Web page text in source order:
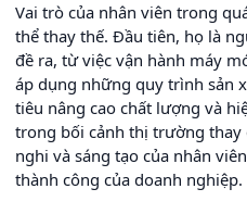
Vai trò của nhân viên trong
thể thay thế. Đầu tiên, họ là
đề ra, từ việc vận hành máy
áp dụng những quy trình sản
tiêu nâng cao chất lượng và
trong bối cảnh thị trường thay
nghi và sáng tạo của nhân
thành công của doanh nghiệp.